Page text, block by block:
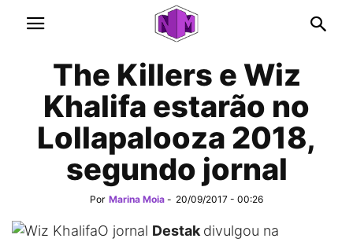
The Killers e Wiz
Khalifa estarão no
Lollapalooza 2018,
segundo jornal
Por Marina Moia - 20/09/2017 - 00:26
O jornal Destak divulgou na